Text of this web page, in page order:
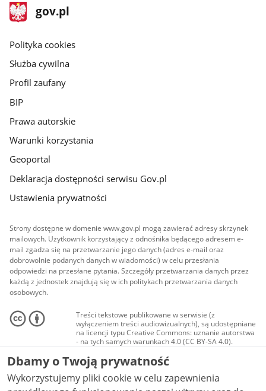
stopka
gov.pl
Strona
gov.pl
gov.pl
Polityka cookies
Służba cywilna
Profil zaufany
BIP
Prawa autorskie
Warunki korzystania
Geoportal
Deklaracja dostępności serwisu Gov.pl
Ustawienia prywatności
Strony dostępne w domenie www.gov.pl mogą zawierać adresy skrzynek
mailowych. Użytkownik korzystający z odnośnika będącego adresem e-
mail zgadza się na przetwarzanie jego danych (adres e-mail oraz
dobrowolnie podanych danych w wiadomości) w celu przesłania
odpowiedzi na przesłane pytania. Szczegóły przetwarzania danych przez
każdą z jednostek znajdują się w ich politykach przetwarzania danych
osobowych.
Treści tekstowe publikowane w serwisie (z
wyłączeniem treści audiowizualnych), są udostępniane
na licencji typu Creative Commons: uznanie autorstwa
- na tych samych warunkach 4.0 (CC BY-SA 4.0).
Materiały audiowizualne, w tym zdjęcia, materiały
audio i wideo, są udostępniane na licencji typu
Creative Commons: uznanie autorstwa użycie
niekomercyjne - bez utworów zależnych 4.0 (CC BY-
NC-ND 4.0), o ile nie jest to stwierdzone inaczej.
Dbamy o Twoją prywatność
Wykorzystujemy pliki cookie w celu zapewnienia